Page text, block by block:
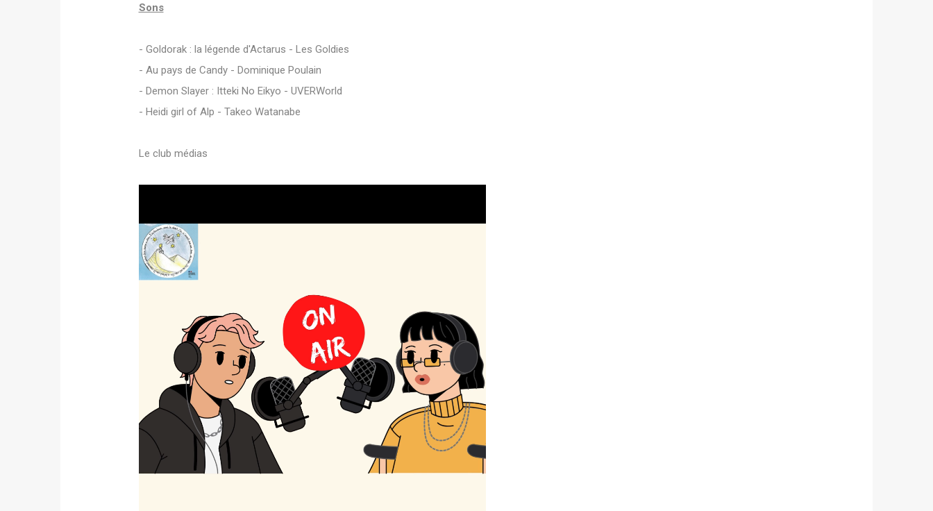
Sons
- Goldorak : la légende d'Actarus - Les Goldies
- Au pays de Candy - Dominique Poulain
- Demon Slayer : Itteki No Eikyo - UVERWorld
- Heidi girl of Alp - Takeo Watanabe
Le club médias